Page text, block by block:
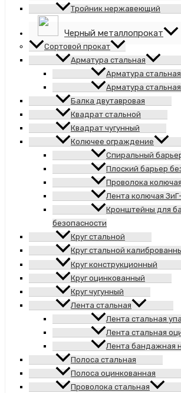
Тройник нержавеющий
Черный металлопрокат
Сортовой прокат
Арматура стальная
Арматура
Арматура
Балка двутавровая
Квадрат стальной
Квадрат чугунный
Колючее ограждение
Спиральный
Плоский барьер
Проволока
Лента колючая
Кронштейны для
безопасности
Круг стальной
Круг стальной
Круг конструкционный
Круг оцинкованный
Круг чугунный
Лента стальная
Лента стальная
Лента стальная
Лента бандажная
Полоса стальная
Полоса оцинкованная
Проволока стальная